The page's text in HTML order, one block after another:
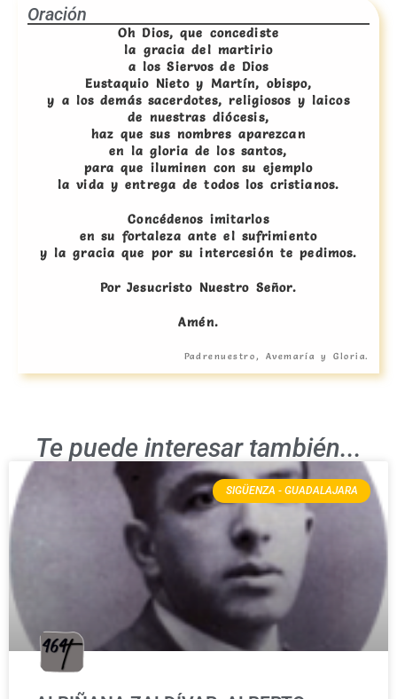
Oración
Oh Dios, que concediste
la gracia del martirio
a los Siervos de Dios
Eustaquio Nieto y Martín, obispo,
y a los demás sacerdotes, religiosos y laicos
de nuestras diócesis,
haz que sus nombres aparezcan
en la gloria de los santos,
para que iluminen con su ejemplo
la vida y entrega de todos los cristianos.
Concédenos imitarlos
en su fortaleza ante el sufrimiento
y la gracia que por su intercesión te pedimos.
Por Jesucristo Nuestro Señor.
Amén.
Padrenuestro, Avemaría y Gloria.
Te puede interesar también...
SIGÜENZA - GUADALAJARA